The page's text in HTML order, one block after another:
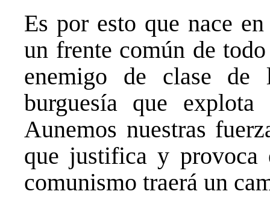
Es por esto que nace
un frente común de
enemigo de clase de
burguesía que explota
Aunemos nuestras
que justifica y
comunismo traerá un